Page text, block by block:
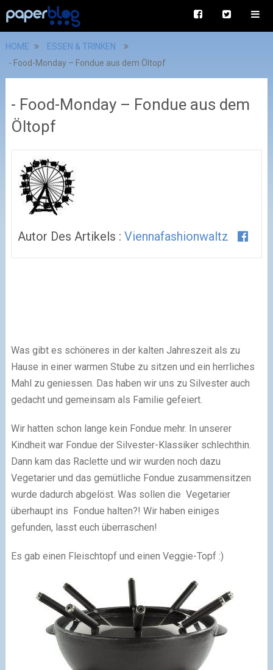
HOME
ESSEN & TRINKEN
- Food-Monday – Fondue aus dem Öltopf
- Food-Monday – Fondue aus dem
Öltopf
Autor Des Artikels : Viennafashionwaltz
Was gibt es schöneres in der kalten Jahreszeit als zu
Hause in einer warmen Stube zu sitzen und ein herrliches
Mahl zu geniessen. Das haben wir uns zu Silvester auch
gedacht und gemeinsam als Familie gefeiert.
Wir hatten schon lange kein Fondue mehr. In unserer
Kindheit war Fondue der Silvester-Klassiker schlechthin.
Dann kam das Raclette und wir wurden noch dazu
Vegetarier und das gemütliche Fondue zusammensitzen
wurde dadurch abgelöst. Was sollen die Vegetarier
überhaupt ins Fondue halten?! Wir haben einiges
gefunden, lasst euch überraschen!
Es gab einen Fleischtopf und einen Veggie-Topf :)